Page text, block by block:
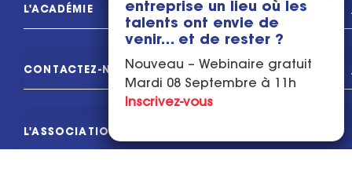
L'ACADÉMIE
CONTACTEZ-NOUS
L'ASSOCIATION
entreprise un lieu où les
talents ont envie de
venir… et de rester ?
Nouveau – Webinaire gratuit
Mardi 08 Septembre à 11h
Inscrivez-vous